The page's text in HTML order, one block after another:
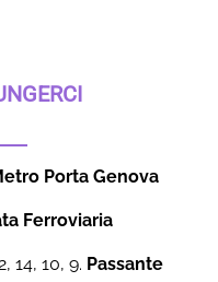
Porta Genova
Ferroviaria
14, 10, 9. Passante